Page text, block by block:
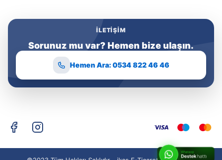
İLETIŞIM
Sorunuz mu var? Hemen bize ulaşın.
Hemen Ara: 0534 822 46 46